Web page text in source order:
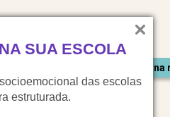
SUA ESCOLA
das escolas
estruturada.
Saiu